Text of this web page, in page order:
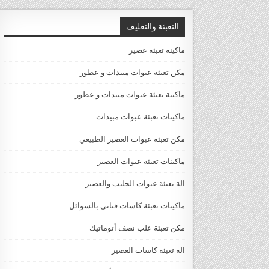
التعبئة والتغليف
ماكينة تعبئة عصير
مكن تعبئة عبوات مبيدات و عطور
ماكينة تعبئة عبوات مبيدات و عطور
ماكينات تعبئة عبوات مبيدات
مكن تعبئة عبوات العصير الطبيعي
ماكينات تعبئة عبوات العصير
الة تعبئة عبوات الحليب والعصير
ماكينات تعبئة كاسات قناني بالسوائل
مكن تعبئة علب نصف أتوماتيك
الة تعبئة كاسات العصير